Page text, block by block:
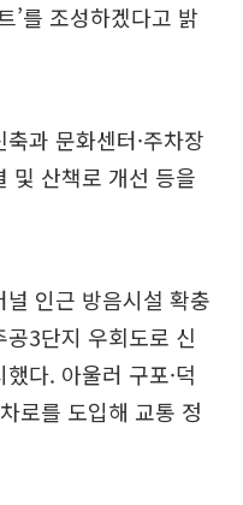
’를 조성하겠다고 밝
과 문화센터·주차장
및 산책로 개선 등을
널 인근 방음시설 확충
3단지 우회도로 신
다. 아울러 구포·덕
로를 도입해 교통 정